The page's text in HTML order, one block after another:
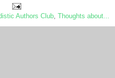
Authors Club, Thoughts about...